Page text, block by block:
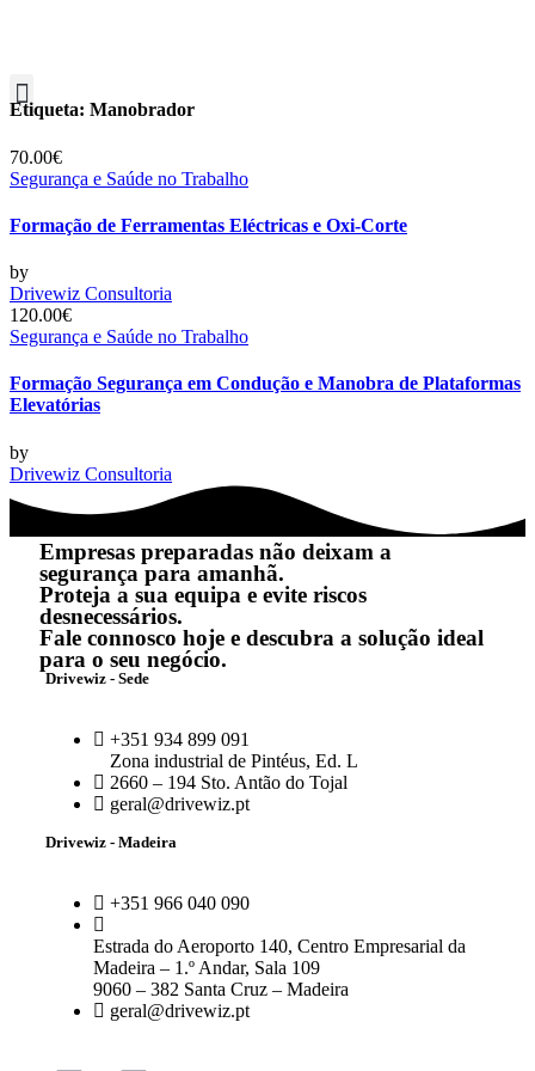
Etiqueta: Manobrador
70.00€
Segurança e Saúde no Trabalho
Formação de Ferramentas Eléctricas e Oxi-Corte
by
Drivewiz Consultoria
120.00€
Segurança e Saúde no Trabalho
Formação Segurança em Condução e Manobra de Plataformas
Elevatórias
by
Drivewiz Consultoria
Empresas preparadas não deixam a
segurança para amanhã.
Proteja a sua equipa e evite riscos
desnecessários.
Fale connosco hoje e descubra a solução ideal
para o seu negócio.
Drivewiz - Sede
+351 934 899 091
Zona industrial de Pintéus, Ed. L
2660 – 194 Sto. Antão do Tojal
geral@drivewiz.pt
Drivewiz - Madeira
+351 966 040 090
Estrada do Aeroporto 140, Centro Empresarial da
Madeira – 1.º Andar, Sala 109
9060 – 382 Santa Cruz – Madeira
geral@drivewiz.pt